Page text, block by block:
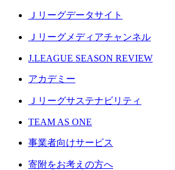
Ｊリーグデータサイト
Ｊリーグメディアチャンネル
J.LEAGUE SEASON REVIEW
アカデミー
Ｊリーグサステナビリティ
TEAM AS ONE
事業者向けサービス
寄附をお考えの方へ